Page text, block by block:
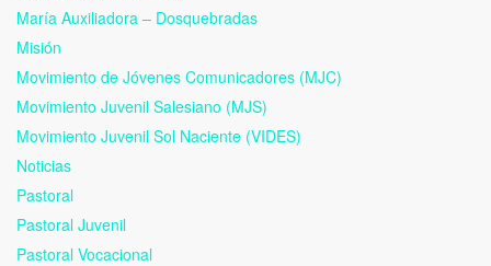
María Auxiliadora – Dosquebradas
Misión
Movimiento de Jóvenes Comunicadores (MJC)
Movimiento Juvenil Salesiano (MJS)
Movimiento Juvenil Sol Naciente (VIDES)
Noticias
Pastoral
Pastoral Juvenil
Pastoral Vocacional